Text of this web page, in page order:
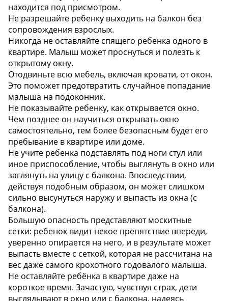
находится под присмотром.
Не разрешайте ребенку выходить на балкон без
сопровождения взрослых.
Никогда не оставляйте спящего ребенка одного в
квартире. Малыш может проснуться и полезть к
открытому окну.
Отодвиньте всю мебель, включая кровати, от окон.
Это поможет предотвратить случайное попадание
малыша на подоконник.
Не показывайте ребенку, как открывается окно.
Чем позднее он научиться открывать окно
самостоятельно, тем более безопасным будет его
пребывание в квартире или доме.
Не учите ребенка подставлять под ноги стул или
иное приспособление, чтобы выглянуть в окно или
заглянуть на улицу с балкона. Впоследствии,
действуя подобным образом, он может слишком
сильно высунуться наружу и выпасть из окна (с
балкона).
Большую опасность представляют москитные
сетки: ребенок видит некое препятствие впереди,
уверенно опирается на него, и в результате может
выпасть вместе с сеткой, которая не рассчитана на
вес даже самого крохотного годовалого малыша.
Не оставляйте ребёнка в квартире даже на
короткое время. Зачастую, чувствуя страх, дети
выглядывают в окно или с балкона, надеясь